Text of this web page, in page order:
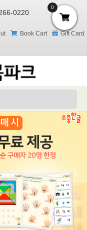
0220
Book Cart
Gift Card
0